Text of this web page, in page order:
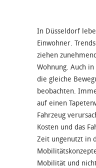
In Düsseldorf
Einwohner.
ziehen
Wohnung. Auch
die gleiche
beobachten.
auf einen
Fahrzeug
Kosten und das
Zeit ungenutzt in
Mobilität und